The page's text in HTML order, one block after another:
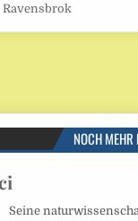
Ravensbrok
NOCH MEHR
Seine